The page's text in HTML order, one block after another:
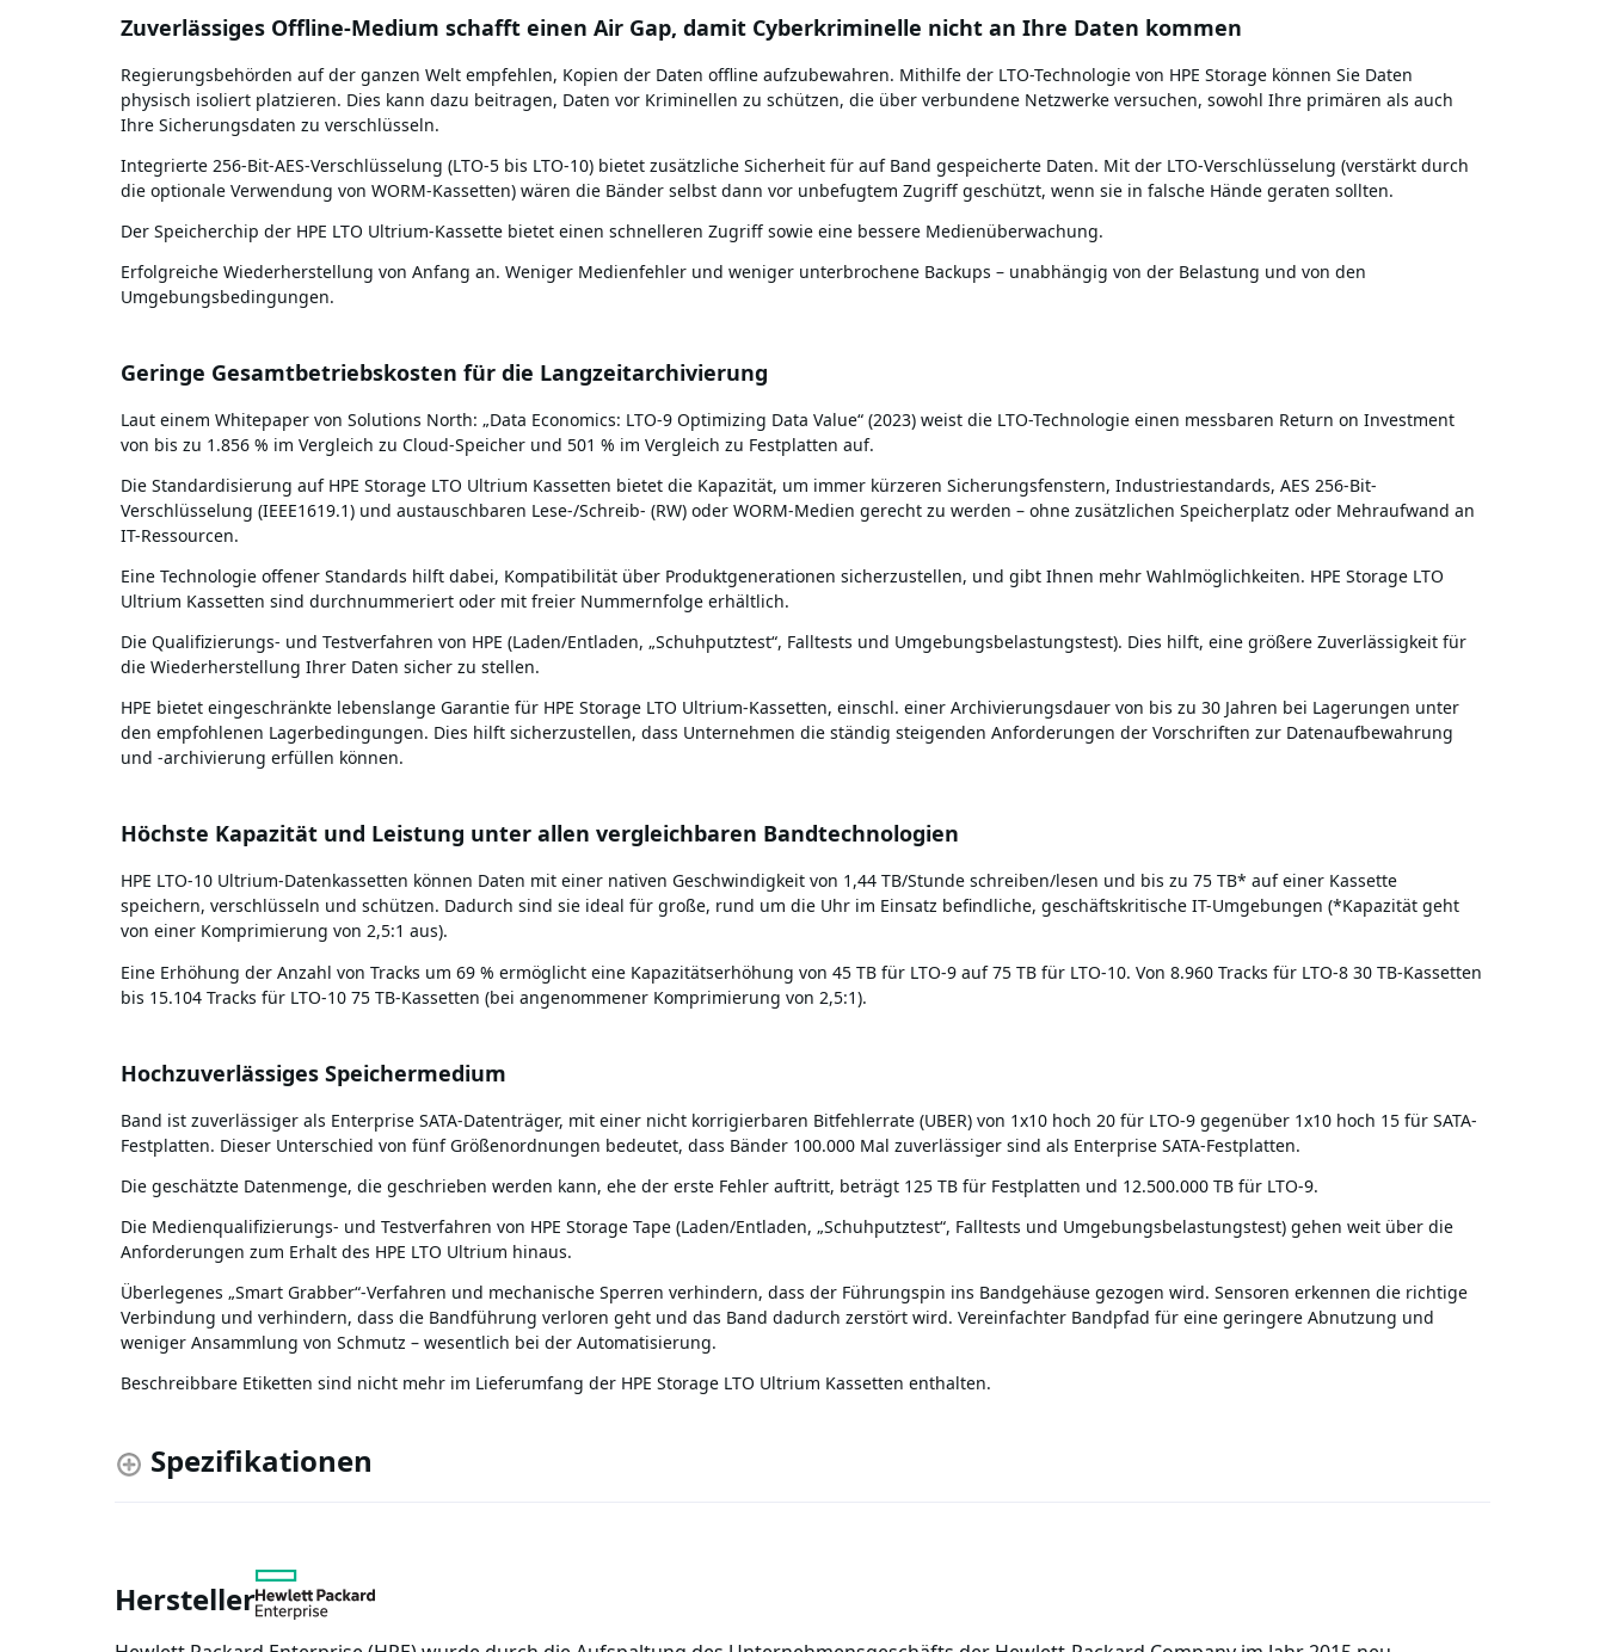
Zuverlässiges Offline-Medium schafft einen Air Gap, damit Cyberkriminelle nicht an Ihre Daten kommen
Regierungsbehörden auf der ganzen Welt empfehlen, Kopien der Daten offline aufzubewahren. Mithilfe der LTO-Technologie von HPE Storage können Sie Daten
physisch isoliert platzieren. Dies kann dazu beitragen, Daten vor Kriminellen zu schützen, die über verbundene Netzwerke versuchen, sowohl Ihre primären als auch
Ihre Sicherungsdaten zu verschlüsseln.
Integrierte 256-Bit-AES-Verschlüsselung (LTO-5 bis LTO-10) bietet zusätzliche Sicherheit für auf Band gespeicherte Daten. Mit der LTO-Verschlüsselung (verstärkt durch
die optionale Verwendung von WORM-Kassetten) wären die Bänder selbst dann vor unbefugtem Zugriff geschützt, wenn sie in falsche Hände geraten sollten.
Der Speicherchip der HPE LTO Ultrium-Kassette bietet einen schnelleren Zugriff sowie eine bessere Medienüberwachung.
Erfolgreiche Wiederherstellung von Anfang an. Weniger Medienfehler und weniger unterbrochene Backups – unabhängig von der Belastung und von den
Umgebungsbedingungen.
Geringe Gesamtbetriebskosten für die Langzeitarchivierung
Laut einem Whitepaper von Solutions North: „Data Economics: LTO-9 Optimizing Data Value“ (2023) weist die LTO-Technologie einen messbaren Return on Investment
von bis zu 1.856 % im Vergleich zu Cloud-Speicher und 501 % im Vergleich zu Festplatten auf.
Die Standardisierung auf HPE Storage LTO Ultrium Kassetten bietet die Kapazität, um immer kürzeren Sicherungsfenstern, Industriestandards, AES 256-Bit-
Verschlüsselung (IEEE1619.1) und austauschbaren Lese-/Schreib- (RW) oder WORM-Medien gerecht zu werden – ohne zusätzlichen Speicherplatz oder Mehraufwand an
IT-Ressourcen.
Eine Technologie offener Standards hilft dabei, Kompatibilität über Produktgenerationen sicherzustellen, und gibt Ihnen mehr Wahlmöglichkeiten. HPE Storage LTO
Ultrium Kassetten sind durchnummeriert oder mit freier Nummernfolge erhältlich.
Die Qualifizierungs- und Testverfahren von HPE (Laden/Entladen, „Schuhputztest“, Falltests und Umgebungsbelastungstest). Dies hilft, eine größere Zuverlässigkeit für
die Wiederherstellung Ihrer Daten sicher zu stellen.
HPE bietet eingeschränkte lebenslange Garantie für HPE Storage LTO Ultrium-Kassetten, einschl. einer Archivierungsdauer von bis zu 30 Jahren bei Lagerungen unter
den empfohlenen Lagerbedingungen. Dies hilft sicherzustellen, dass Unternehmen die ständig steigenden Anforderungen der Vorschriften zur Datenaufbewahrung
und -archivierung erfüllen können.
Höchste Kapazität und Leistung unter allen vergleichbaren Bandtechnologien
HPE LTO-10 Ultrium-Datenkassetten können Daten mit einer nativen Geschwindigkeit von 1,44 TB/Stunde schreiben/lesen und bis zu 75 TB* auf einer Kassette
speichern, verschlüsseln und schützen. Dadurch sind sie ideal für große, rund um die Uhr im Einsatz befindliche, geschäftskritische IT-Umgebungen (*Kapazität geht
von einer Komprimierung von 2,5:1 aus).
Eine Erhöhung der Anzahl von Tracks um 69 % ermöglicht eine Kapazitätserhöhung von 45 TB für LTO-9 auf 75 TB für LTO-10. Von 8.960 Tracks für LTO-8 30 TB-Kassetten
bis 15.104 Tracks für LTO-10 75 TB-Kassetten (bei angenommener Komprimierung von 2,5:1).
Hochzuverlässiges Speichermedium
Band ist zuverlässiger als Enterprise SATA-Datenträger, mit einer nicht korrigierbaren Bitfehlerrate (UBER) von 1x10 hoch 20 für LTO-9 gegenüber 1x10 hoch 15 für SATA-
Festplatten. Dieser Unterschied von fünf Größenordnungen bedeutet, dass Bänder 100.000 Mal zuverlässiger sind als Enterprise SATA-Festplatten.
Die geschätzte Datenmenge, die geschrieben werden kann, ehe der erste Fehler auftritt, beträgt 125 TB für Festplatten und 12.500.000 TB für LTO-9.
Die Medienqualifizierungs- und Testverfahren von HPE Storage Tape (Laden/Entladen, „Schuhputztest“, Falltests und Umgebungsbelastungstest) gehen weit über die
Anforderungen zum Erhalt des HPE LTO Ultrium hinaus.
Überlegenes „Smart Grabber“-Verfahren und mechanische Sperren verhindern, dass der Führungspin ins Bandgehäuse gezogen wird. Sensoren erkennen die richtige
Verbindung und verhindern, dass die Bandführung verloren geht und das Band dadurch zerstört wird. Vereinfachter Bandpfad für eine geringere Abnutzung und
weniger Ansammlung von Schmutz – wesentlich bei der Automatisierung.
Beschreibbare Etiketten sind nicht mehr im Lieferumfang der HPE Storage LTO Ultrium Kassetten enthalten.
Spezifikationen
Hersteller